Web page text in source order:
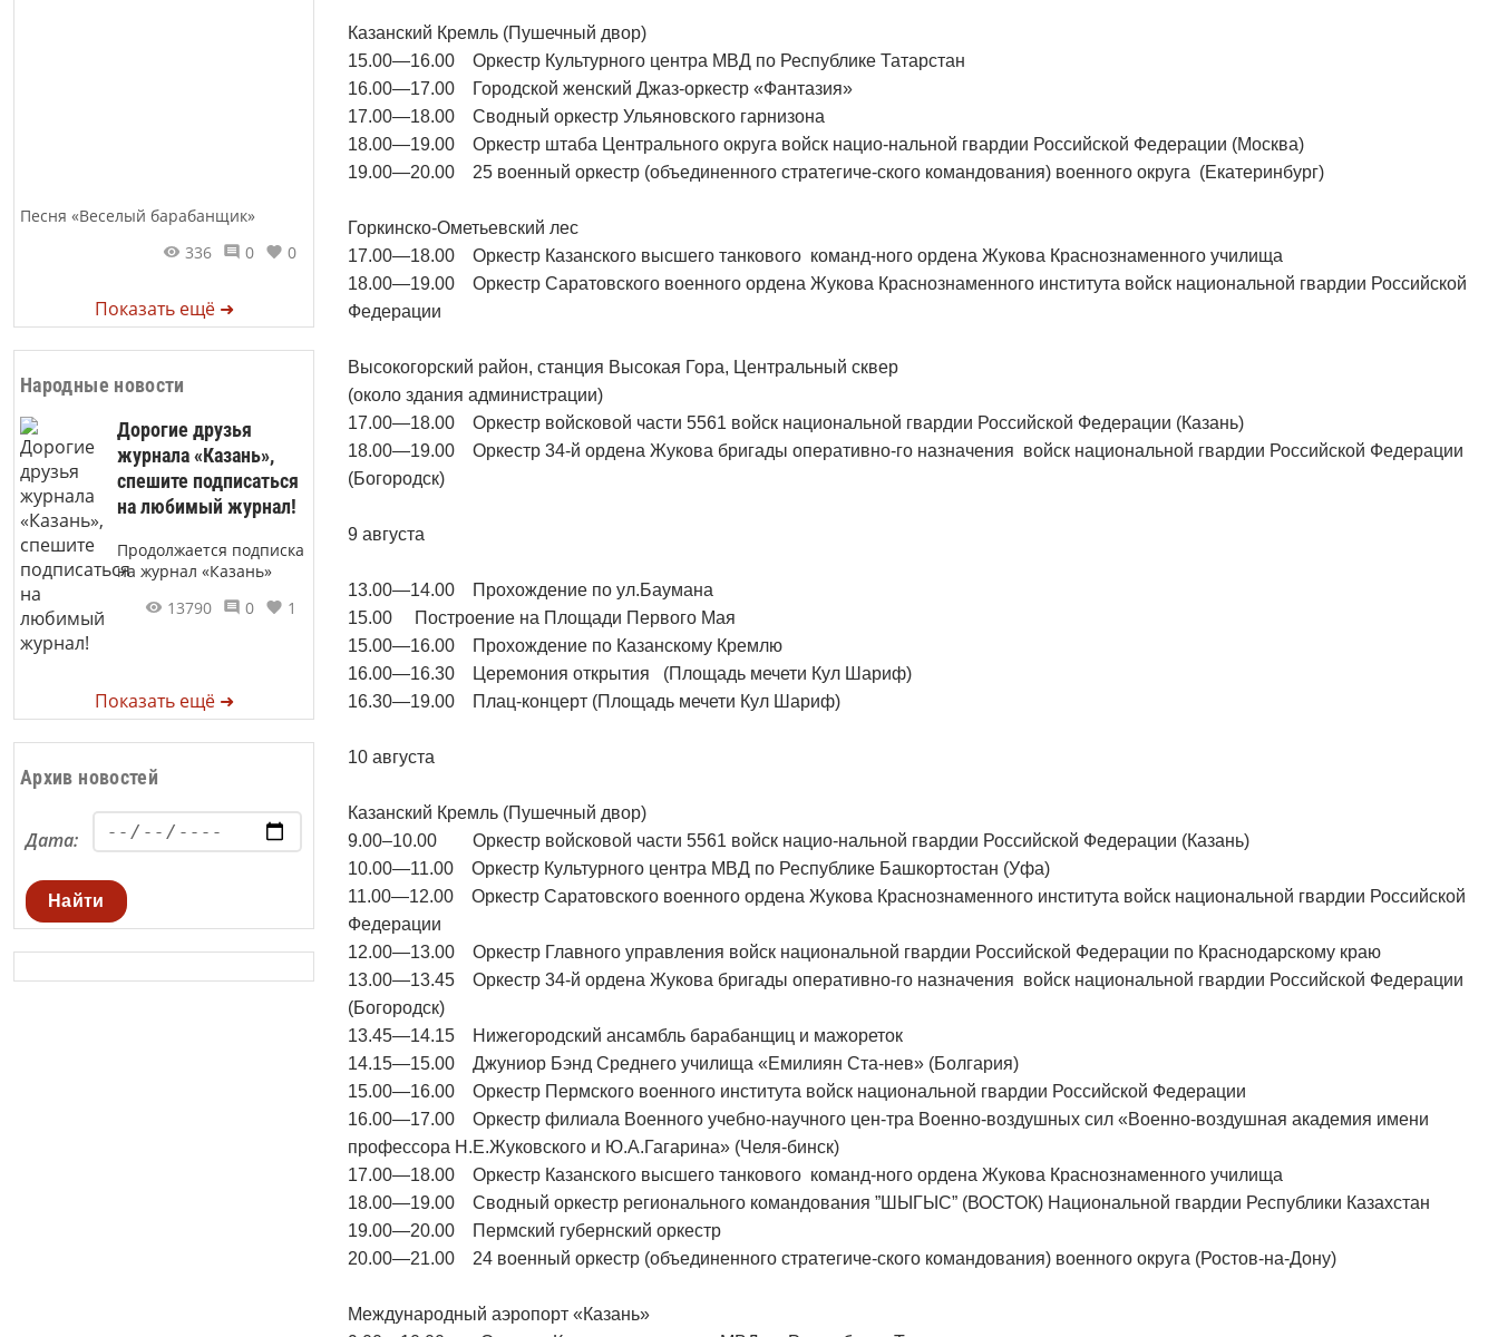
Песня «Веселый барабанщик»
336
0 0
Показать ещё ➜
Народные новости
Дорогие друзья
журнала «Казань»,
спешите подписаться
на любимый журнал!
Продолжается подписка
на журнал «Казань»
13790
0 1
Показать ещё ➜
Архив новостей
Дата:
Найти
Казанский Кремль (Пушечный двор)
15.00—16.00 Оркестр Культурного центра МВД по Республике Татарстан
16.00—17.00 Городской женский Джаз-оркестр «Фантазия»
17.00—18.00 Сводный оркестр Ульяновского гарнизона
18.00—19.00 Оркестр штаба Центрального округа войск нацио-нальной гвардии Российской Федерации (Москва)
19.00—20.00 25 военный оркестр (объединенного стратегиче-ского командования) военного округа (Екатеринбург)
Горкинско-Ометьевский лес
17.00—18.00 Оркестр Казанского высшего танкового команд-ного ордена Жукова Краснознаменного училища
18.00—19.00 Оркестр Саратовского военного ордена Жукова Краснознаменного института войск национальной гвардии Российской
Федерации
Высокогорский район, станция Высокая Гора, Центральный сквер
(около здания администрации)
17.00—18.00 Оркестр войсковой части 5561 войск национальной гвардии Российской Федерации (Казань)
18.00—19.00 Оркестр 34-й ордена Жукова бригады оперативно-го назначения войск национальной гвардии Российской Федерации
(Богородск)
9 августа
13.00—14.00 Прохождение по ул.Баумана
15.00 Построение на Площади Первого Мая
15.00—16.00 Прохождение по Казанскому Кремлю
16.00—16.30 Церемония открытия (Площадь мечети Кул Шариф)
16.30—19.00 Плац-концерт (Площадь мечети Кул Шариф)
10 августа
Казанский Кремль (Пушечный двор)
9.00–10.00 Оркестр войсковой части 5561 войск нацио-нальной гвардии Российской Федерации (Казань)
10.00—11.00 Оркестр Культурного центра МВД по Республике Башкортостан (Уфа)
11.00—12.00 Оркестр Саратовского военного ордена Жукова Краснознаменного института войск национальной гвардии Российской
Федерации
12.00—13.00 Оркестр Главного управления войск национальной гвардии Российской Федерации по Краснодарскому краю
13.00—13.45 Оркестр 34-й ордена Жукова бригады оперативно-го назначения войск национальной гвардии Российской Федерации
(Богородск)
13.45—14.15 Нижегородский ансамбль барабанщиц и мажореток
14.15—15.00 Джуниор Бэнд Среднего училища «Емилиян Ста-нев» (Болгария)
15.00—16.00 Оркестр Пермского военного института войск национальной гвардии Российской Федерации
16.00—17.00 Оркестр филиала Военного учебно-научного цен-тра Военно-воздушных сил «Военно-воздушная академия имени
профессора Н.Е.Жуковского и Ю.А.Гагарина» (Челя-бинск)
17.00—18.00 Оркестр Казанского высшего танкового команд-ного ордена Жукова Краснознаменного училища
18.00—19.00 Сводный оркестр регионального командования ”ШЫГЫС” (ВОСТОК) Национальной гвардии Республики Казахстан
19.00—20.00 Пермский губернский оркестр
20.00—21.00 24 военный оркестр (объединенного стратегиче-ского командования) военного округа (Ростов-на-Дону)
Международный аэропорт «Казань»